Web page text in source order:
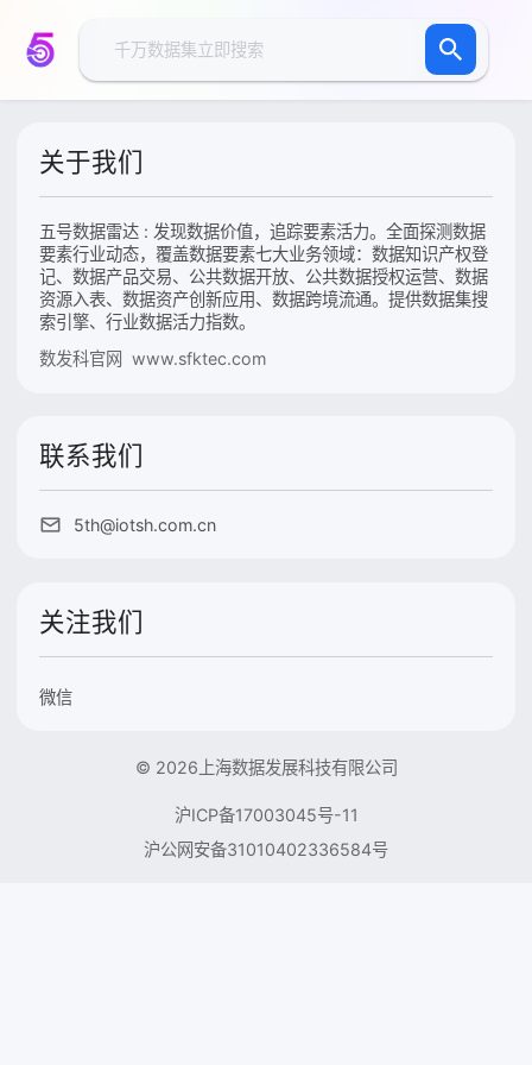
关于我们
五号数据雷达 : 发现数据价值，追踪要素活力。全面探测数据
要素行业动态，覆盖数据要素七大业务领域：数据知识产权登
记、数据产品交易、公共数据开放、公共数据授权运营、数据
资源入表、数据资产创新应用、数据跨境流通。提供数据集搜
索引擎、行业数据活力指数。
数发科官网 www.sfktec.com
联系我们
5th@iotsh.com.cn
关注我们
微信
© 2026上海数据发展科技有限公司
沪ICP备17003045号-11
沪公网安备31010402336584号